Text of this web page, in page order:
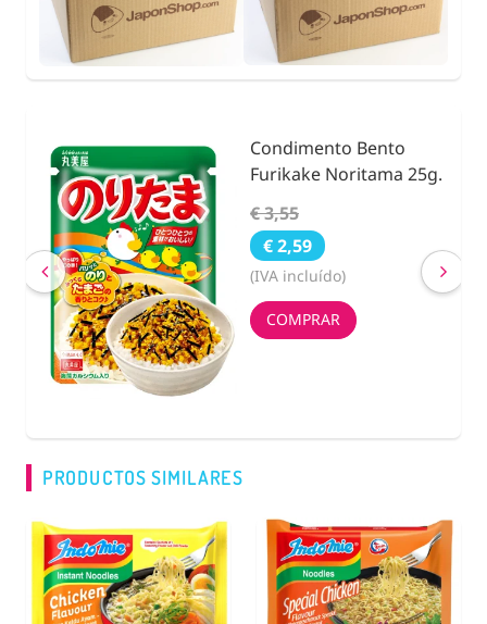
Condimento Bento
Furikake Noritama 25g.
€ 3,55
€ 2,59
(IVA incluído)
COMPRAR
PRODUCTOS SIMILARES